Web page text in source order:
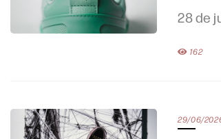
28 de
162
29/06/